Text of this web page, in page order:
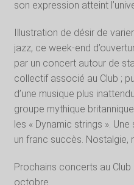
son expression atteint
Illustration de désir de
jazz, ce week-end
par un concert autour de
collectif associé au Club ;
d’une musique plus
groupe mythique
les « Dynamic strings ».
un franc succès. Nostalgie,
Prochains concerts au
octobre.